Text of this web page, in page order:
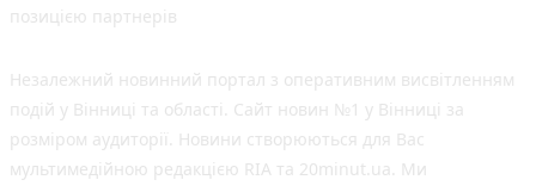
позицією партнерів
Незалежний новинний портал з оперативним висвітленням
подій у Вінниці та області. Сайт новин №1 у Вінниці за
розміром аудиторії. Новини створюються для Вас
мультимедійною редакцією RIA та 20minut.ua. Ми